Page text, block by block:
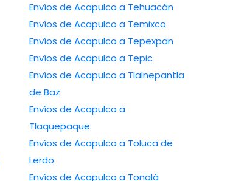
Envíos de Acapulco a Tehuacán
Envíos de Acapulco a Temixco
Envíos de Acapulco a Tepexpan
Envíos de Acapulco a Tepic
Envíos de Acapulco a Tlalnepantla
de Baz
Envíos de Acapulco a
Tlaquepaque
Envíos de Acapulco a Toluca de
Lerdo
Envíos de Acapulco a Tonalá